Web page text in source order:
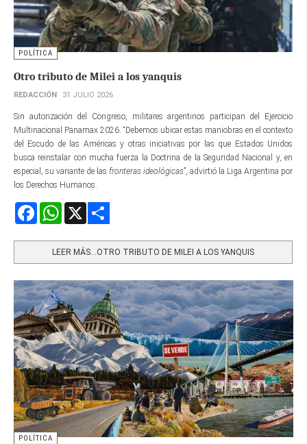
POLÍTICA
Otro tributo de Milei a los yanquis
REDACCIÓN 31 JULIO 2026
Sin autorización del Congreso, militares argentinos participan del Ejercicio
Multinacional Panamax 2026. “Debemos ubicar estas maniobras en el contexto
del Escudo de las Américas y otras iniciativas por las que Estados Unidos
busca reinstalar con mucha fuerza la Doctrina de la Seguridad Nacional y, en
especial, su variante de las fronteras ideológicas”, advirtió la Liga Argentina por
los Derechos Humanos.
FacebookWhatsApp
LEER MÁS…OTRO TRIBUTO DE MILEI A LOS YANQUIS
POLÍTICA